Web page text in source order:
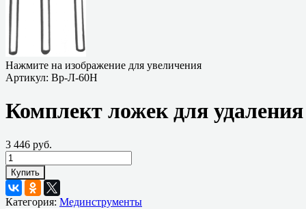
Нажмите на изображение для увеличения
Артикул: Вр-Л-60Н
Комплект ложек для
3 446 руб.
Купить
Категория: Мединструменты